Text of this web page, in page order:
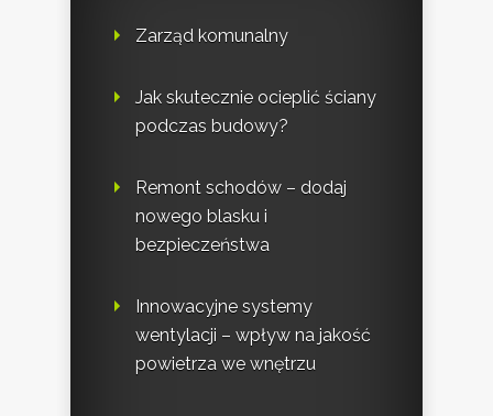
Zarząd komunalny
Jak skutecznie ocieplić ściany
podczas budowy?
Remont schodów – dodaj
nowego blasku i
bezpieczeństwa
Innowacyjne systemy
wentylacji – wpływ na jakość
powietrza we wnętrzu